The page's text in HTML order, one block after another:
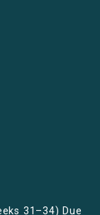
31–34) Due